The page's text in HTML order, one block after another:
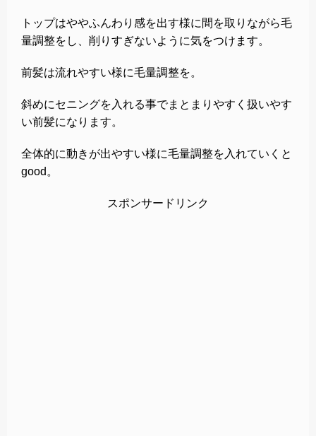
トップはややふんわり感を出す様に間を取りながら毛
量調整をし、削りすぎないように気をつけます。
前髪は流れやすい様に毛量調整を。
斜めにセニングを入れる事でまとまりやすく扱いやす
い前髪になります。
全体的に動きが出やすい様に毛量調整を入れていくと
good。
スポンサードリンク